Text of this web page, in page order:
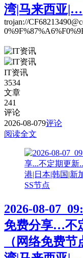
湾|马来西亚|…
trojan://
IT资讯
3534
文章
241
评论
2026-08-079评论
阅读全文
SS节点
2026-08-
免费分享…不
（网络免费